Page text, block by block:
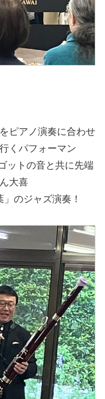
ピアノ演奏に合わせ
くパフォーマン
トの音と共に先端
大喜
ジャズ演奏！